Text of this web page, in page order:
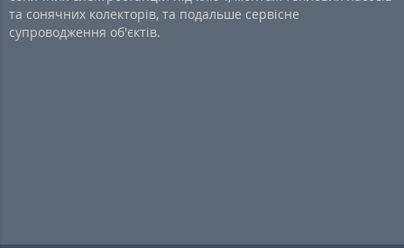
та сонячних колекторів, та подальше сервісне
супроводження об'єктів.